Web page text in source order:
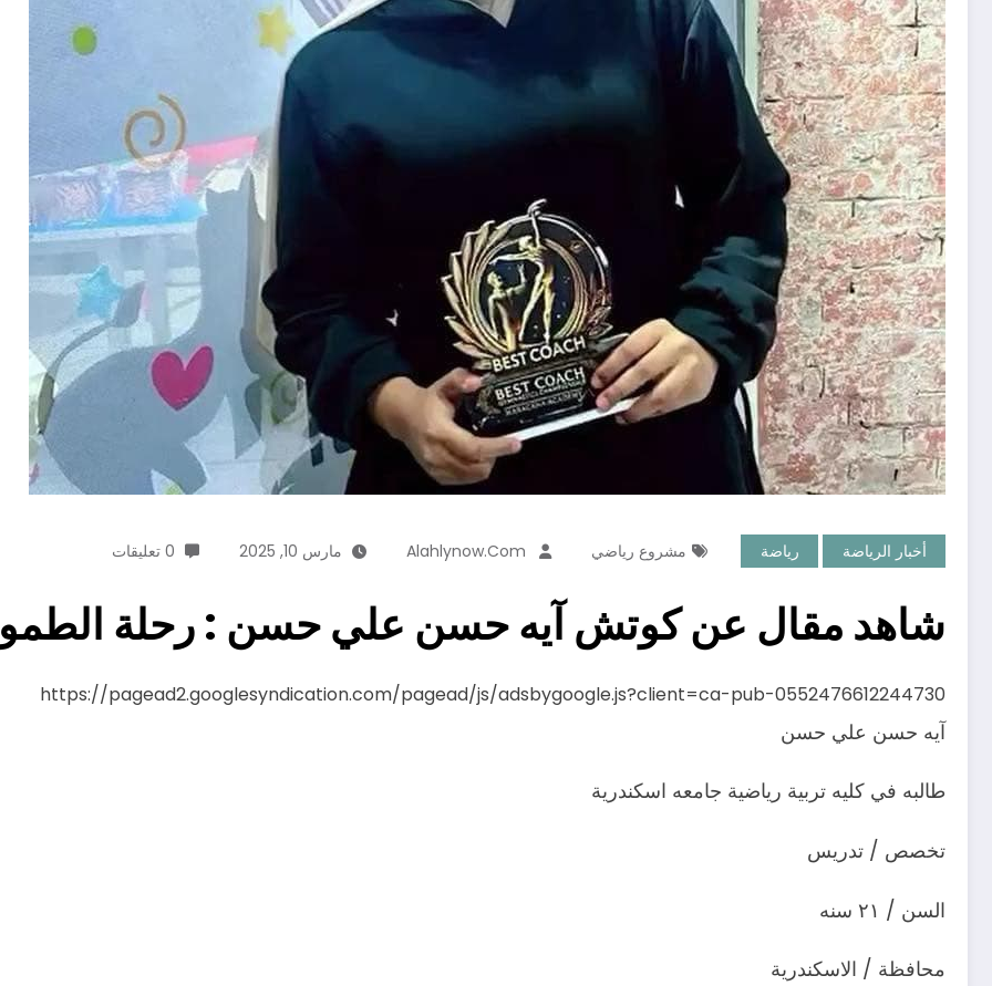
أخبار الرياضة رياضة مشروع رياضي Alahlynow.com مارس 10, 2025 0 تعليقات
شاهد مقال عن كوتش آيه حسن علي حسن : رحلة الطموح
https://pagead2.googlesyndication.com/pagead/js/adsbygoogle.js?client=ca-pub-0552476612244730
آيه حسن علي حسن
طالبه في كليه تربية رياضية جامعه اسكندرية
تخصص / تدريس
السن / ٢١ سنه
محافظة / الاسكندرية